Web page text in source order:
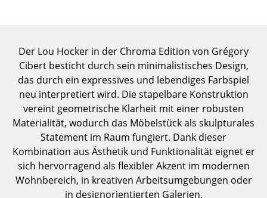
Servierwagen
Einzelteile
... alle Tische
Aufbewahren
Regale & Schränke
Bücherregale
Der Lou Hocker in der Chroma Edition von Grégory
Cibert besticht durch sein minimalistisches Design,
das durch ein expressives und lebendiges Farbspiel
neu interpretiert wird. Die stapelbare Konstruktion
vereint geometrische Klarheit mit einer robusten
Materialität, wodurch das Möbelstück als skulpturales
Statement im Raum fungiert. Dank dieser
Kombination aus Ästhetik und Funktionalität eignet er
sich hervorragend als flexibler Akzent im modernen
Wohnbereich, in kreativen Arbeitsumgebungen oder
in designorientierten Galerien.